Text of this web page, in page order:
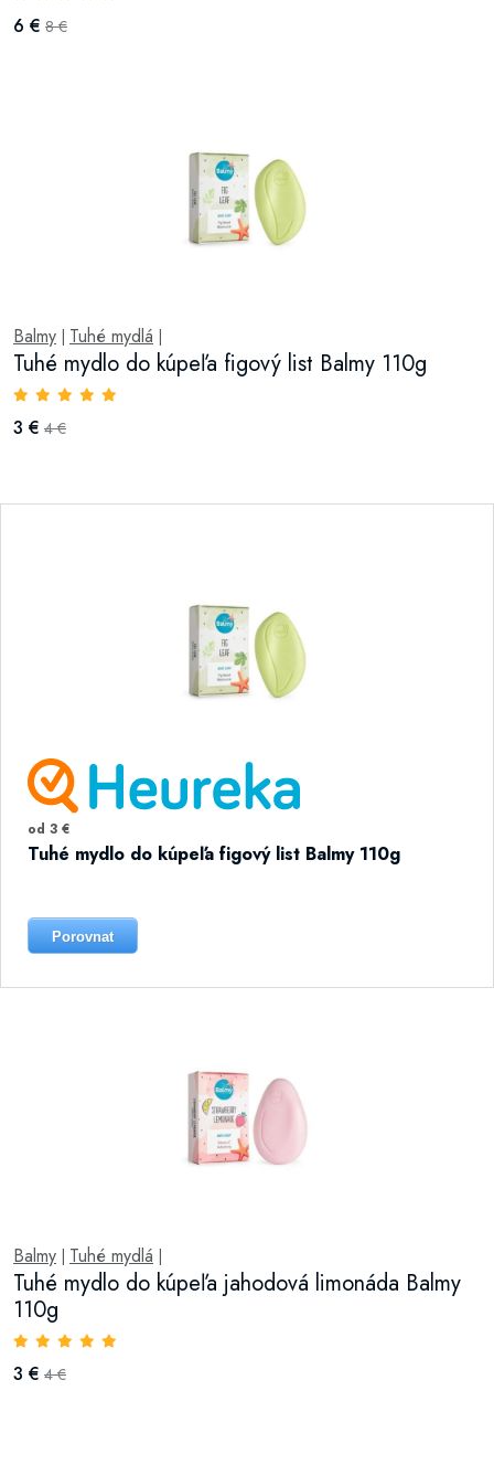
6 € 8 €
Balmy Tuhé mydlá
Tuhé mydlo do kúpeľa figový list Balmy 110g
3 € 4 €
od 3 €
Tuhé mydlo do kúpeľa figový list Balmy 110g
Porovnat
Balmy Tuhé mydlá
Tuhé mydlo do kúpeľa jahodová limonáda Balmy
110g
3 € 4 €